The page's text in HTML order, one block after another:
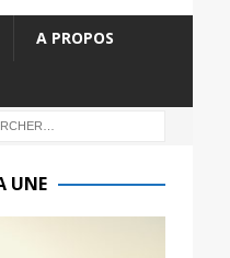
A PROPOS
UNE